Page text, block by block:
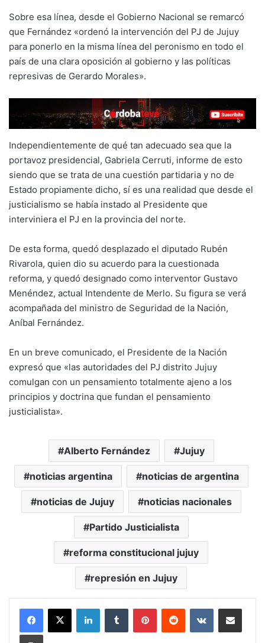
Sobre esa línea, desde el Gobierno Nacional se remarcó
que Fernández «ordenó la intervención del PJ de Jujuy
para ponerlo en la misma línea del peronismo en todo el
país de una clara oposición al gobierno y las políticas
represivas de Gerardo Morales».
Independientemente de qué tan adecuado sea que la
portavoz presidencial, Gabriela Cerruti, informe de esto
siendo que se trata de una cuestión partidaria y no de
Estado propiamente dicho, sí es una realidad que desde el
justicialismo se había instado al Presidente que
interviniera el PJ en la provincia del norte.
De esta forma, quedó desplazado el diputado Rubén
Rivarola, quien dio su acuerdo para la cuestionada
reforma, y quedó designado como interventor Gustavo
Menéndez, actual Intendente de Merlo. Su figura se verá
acompañada del ministro de Seguridad de la Nación,
Aníbal Fernández.
En un breve comunicado, el Presidente de la Nación
expresó que «las autoridades del PJ distrito Jujuy
comulgan con un pensamiento totalmente ajeno a los
principios y doctrina que fundan el pensamiento
justicialista».
Alberto Fernández Jujuy
noticias argentina noticias de argentina
noticias de Jujuy noticias nacionales
Partido Justicialista
reforma constitucional jujuy
represión en Jujuy
LinkedInTumblr PinterestReddit VKontakteCompartir por mail
Imprimir